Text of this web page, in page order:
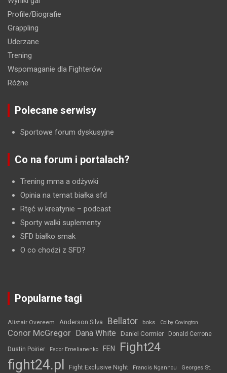
Profile/Biografie
Grappling
Uderzane
Trening
Wspomaganie dla Fighterów
Różne
Polecane serwisy
Sportowe forum dyskusyjne
Co na forum i portalach?
Trening mma a odżywki
Opinia na temat białka sfd
Rtęć w kreatynie – podcast
Sporty walki suplementy
SFD białko smak
O co chodzi z SFD?
Popularne tagi
Alistair Overeem Anderson Silva Bellator boks Colby Covington
Conor McGregor Dana White Daniel Cormier Donald Cerrone
Dustin Poirier Fedor Emelianenko FEN Fight24
fight24.pl Fight Exclusive Night Francis Ngannou Georges St.